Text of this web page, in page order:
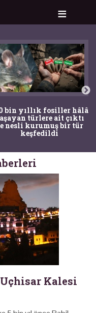
bin yıllık fosiller hâlâ
türlere ait çıktı
nesli kurumuş bir tür
keşfedildi
Kalesi